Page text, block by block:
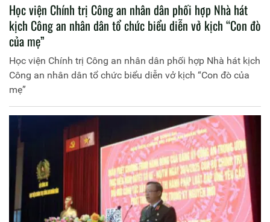
Học viện Chính trị Công an nhân dân phối hợp Nhà hát
kịch Công an nhân dân tổ chức biểu diễn vở kịch “Con đò
của mẹ”
Học viện Chính trị Công an nhân dân phối hợp Nhà hát kịch
Công an nhân dân tổ chức biểu diễn vở kịch “Con đò của
mẹ”